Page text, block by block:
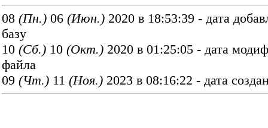
08 (Пн.) 06 (Июн.) 2020 в 18:53:39 - дата
базу
10 (Cб.) 10 (Окт.) 2020 в 01:25:05 - дата
файла
09 (Чт.) 11 (Ноя.) 2023 в 08:16:22 - дата